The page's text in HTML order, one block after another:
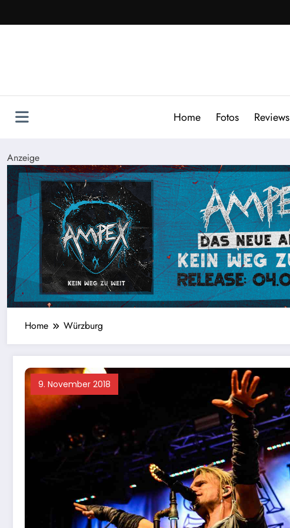
Inhalt
Home Fotos Reviews
Anzeige
Home Würzburg
9. November 2018